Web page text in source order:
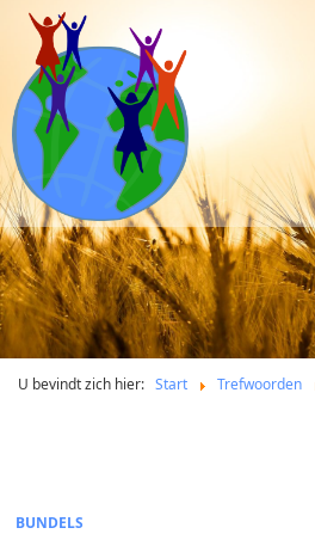
U bevindt zich hier: Start Trefwoorden
BUNDELS